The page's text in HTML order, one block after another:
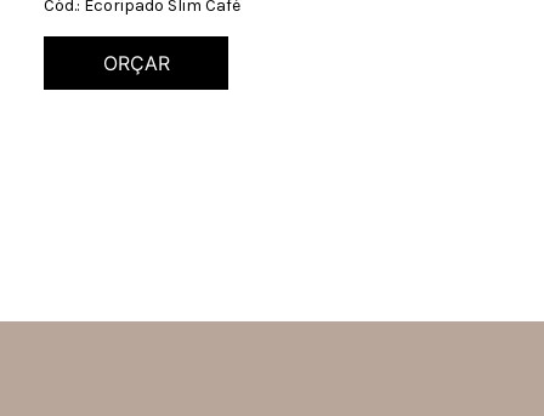
Cód.: Ecoripado Slim Café
ORÇAR